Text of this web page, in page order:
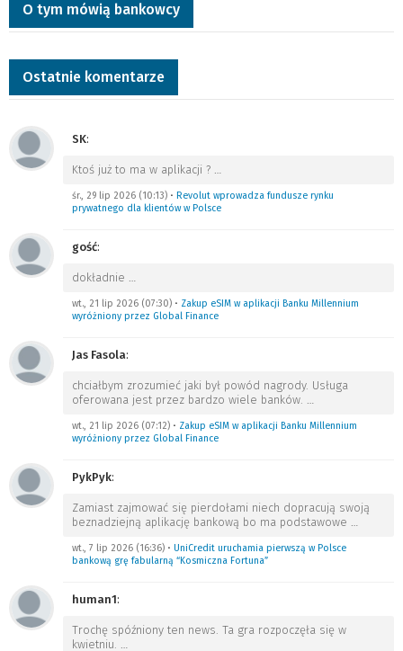
O tym mówią bankowcy
Ostatnie komentarze
SK:
Ktoś już to ma w aplikacji ? …
śr., 29 lip 2026 (10:13) • Revolut wprowadza fundusze rynku
prywatnego dla klientów w Polsce
gość:
dokładnie …
wt., 21 lip 2026 (07:30) • Zakup eSIM w aplikacji Banku Millennium
wyróżniony przez Global Finance
Jas Fasola:
chciałbym zrozumieć jaki był powód nagrody. Usługa
oferowana jest przez bardzo wiele banków. …
wt., 21 lip 2026 (07:12) • Zakup eSIM w aplikacji Banku Millennium
wyróżniony przez Global Finance
PykPyk:
Zamiast zajmować się pierdołami niech dopracują swoją
beznadziejną aplikację bankową bo ma podstawowe …
wt., 7 lip 2026 (16:36) • UniCredit uruchamia pierwszą w Polsce
bankową grę fabularną “Kosmiczna Fortuna”
human1:
Trochę spóźniony ten news. Ta gra rozpoczęła się w
kwietniu. …